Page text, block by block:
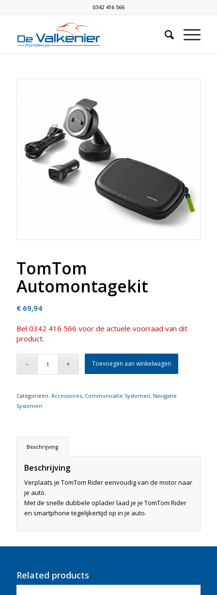
0342 416 566
TomTom
Automontagekit
€69,94
Bel 0342 416 566 voor de actuele voorraad van dit
product.
Toevoegen aan winkelwagen
Categorieën: Accessoires, Communicatie Systemen, Navigatie
Systemen
Beschrijving
Beschrijving
Verplaats je TomTom Rider eenvoudig van de motor naar
je auto.
Met de snelle dubbele oplader laad je je TomTom Rider
en smartphone tegelijkertijd op in je auto.
Related products